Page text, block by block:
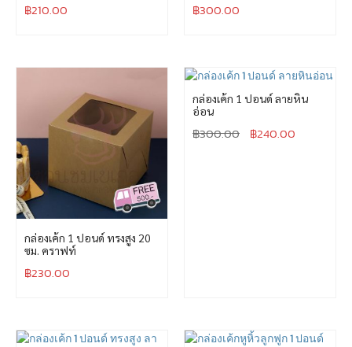
฿210.00 ฿300.00
กล่องเค้ก 1 ปอนด์ ทรงสูง 20
ซม. คราฟท์
฿230.00
กล่องเค้ก 1 ปอนด์ ลายหิน
อ่อน
฿300.00 ฿240.00